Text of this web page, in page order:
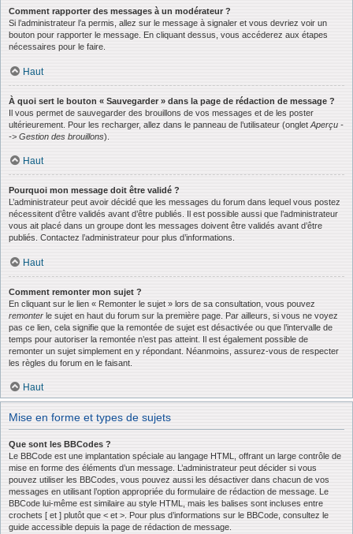
Comment rapporter des messages à un modérateur ?
Si l’administrateur l’a permis, allez sur le message à signaler et vous devriez voir un
bouton pour rapporter le message. En cliquant dessus, vous accéderez aux étapes
nécessaires pour le faire.
Haut
À quoi sert le bouton « Sauvegarder » dans la page de rédaction de message ?
Il vous permet de sauvegarder des brouillons de vos messages et de les poster
ultérieurement. Pour les recharger, allez dans le panneau de l’utilisateur (onglet Aperçu -
-> Gestion des brouillons).
Haut
Pourquoi mon message doit être validé ?
L’administrateur peut avoir décidé que les messages du forum dans lequel vous postez
nécessitent d’être validés avant d’être publiés. Il est possible aussi que l’administrateur
vous ait placé dans un groupe dont les messages doivent être validés avant d’être
publiés. Contactez l’administrateur pour plus d’informations.
Haut
Comment remonter mon sujet ?
En cliquant sur le lien « Remonter le sujet » lors de sa consultation, vous pouvez
remonter le sujet en haut du forum sur la première page. Par ailleurs, si vous ne voyez
pas ce lien, cela signifie que la remontée de sujet est désactivée ou que l’intervalle de
temps pour autoriser la remontée n’est pas atteint. Il est également possible de
remonter un sujet simplement en y répondant. Néanmoins, assurez-vous de respecter
les règles du forum en le faisant.
Haut
Mise en forme et types de sujets
Que sont les BBCodes ?
Le BBCode est une implantation spéciale au langage HTML, offrant un large contrôle de
mise en forme des éléments d’un message. L’administrateur peut décider si vous
pouvez utiliser les BBCodes, vous pouvez aussi les désactiver dans chacun de vos
messages en utilisant l’option appropriée du formulaire de rédaction de message. Le
BBCode lui-même est similaire au style HTML, mais les balises sont incluses entre
crochets [ et ] plutôt que < et >. Pour plus d’informations sur le BBCode, consultez le
guide accessible depuis la page de rédaction de message.